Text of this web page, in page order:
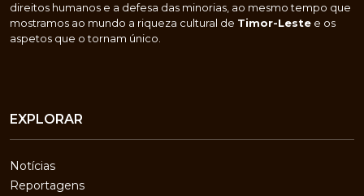
direitos humanos e a defesa das minorias, ao mesmo tempo que
mostramos ao mundo a riqueza cultural de Timor-Leste e os
aspetos que o tornam único.
EXPLORAR
Notícias
Reportagens